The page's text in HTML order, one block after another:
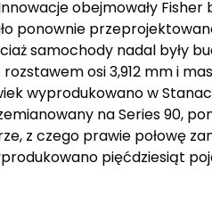
obejmowały
ponownie
samochody nadal były
rozstawem osi 3,912 mm i
wyprodukowano w
na Series 90,
z czego prawie połowę
pięćdziesiąt